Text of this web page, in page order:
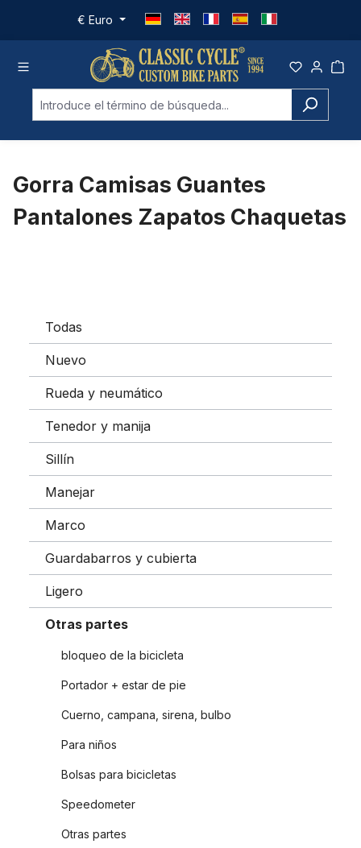
Saltar al contenido principal
€ Euro
Gorra Camisas Guantes
Pantalones Zapatos Chaquetas
Todas
Nuevo
Rueda y neumático
Tenedor y manija
Sillín
Manejar
Marco
Guardabarros y cubierta
Ligero
Otras partes
bloqueo de la bicicleta
Portador + estar de pie
Cuerno, campana, sirena, bulbo
Para niños
Bolsas para bicicletas
Speedometer
Otras partes